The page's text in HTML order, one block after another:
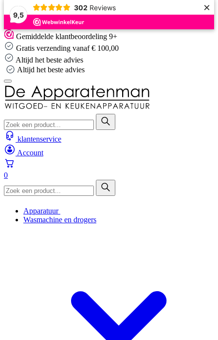
9,5
302 Reviews ×
Skip
to
content
Gemiddelde klantbeoordeling 9+
Gratis verzending vanaf € 100,00
Altijd het beste advies
Altijd het beste advies
klantenservice
Account
0
Apparatuur
Wasmachine en drogers